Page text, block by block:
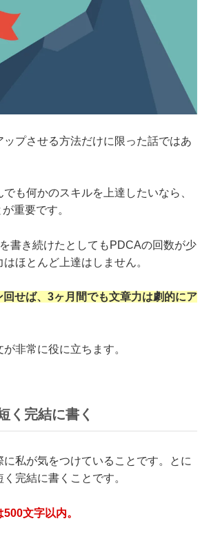
ップさせる方法だけに限った話ではあ
も何かのスキルを上達したいなら、
重要です。
書き続けたとしてもPDCAの回数が少
ほとんど上達はしません。
せば、3ヶ月間でも文章力は劇的にア
非常に役に立ちます。
く完結に書く
に私が気をつけていることです。とに
完結に書くことです。
文字以内。